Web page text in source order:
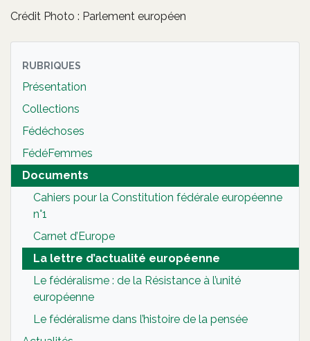
Crédit Photo : Parlement européen
RUBRIQUES
Présentation
Collections
Fédéchoses
FédéFemmes
Documents
Cahiers pour la Constitution fédérale européenne
n°1
Carnet d’Europe
La lettre d’actualité européenne
Le fédéralisme : de la Résistance à l’unité
européenne
Le fédéralisme dans l’histoire de la pensée